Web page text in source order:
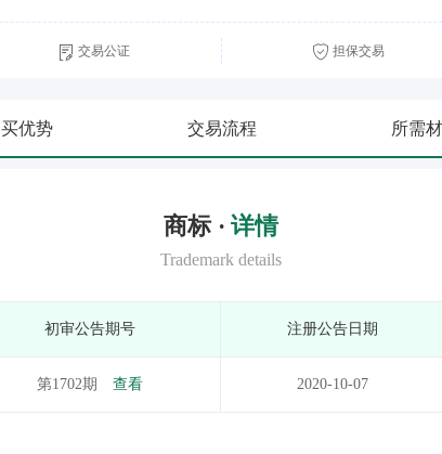
交易公证 担保交易
优势 交易流程 所需
商标 · 详情
Trademark details
初审公告期号 注册公告日期
第1702期 查看 2020-10-07